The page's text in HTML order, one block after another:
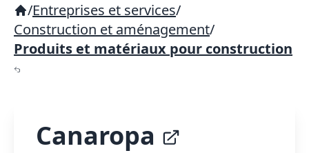
/Entreprises et services/
Construction et aménagement/
Produits et matériaux pour construction
Canaropa